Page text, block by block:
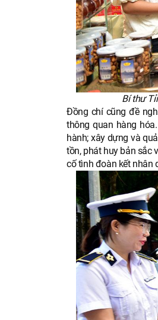
Bí thư
Đồng chí cũng đề
thông quan hàng
hành; xây dựng và
tồn, phát huy bản sắc
cố tình đoàn kết nhân